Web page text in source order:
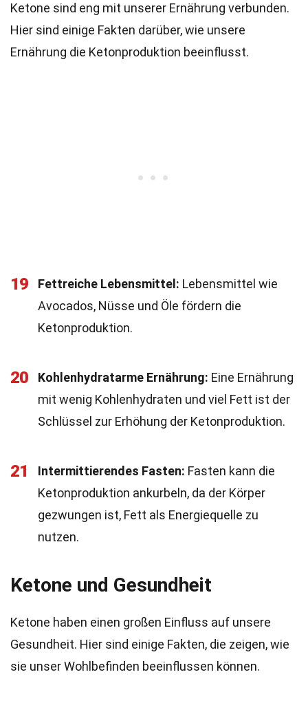
Ketone sind eng mit unserer Ernährung verbunden.
Hier sind einige Fakten darüber, wie unsere
Ernährung die Ketonproduktion beeinflusst.
19 Fettreiche Lebensmittel: Lebensmittel wie
Avocados, Nüsse und Öle fördern die
Ketonproduktion.
20 Kohlenhydratarme Ernährung: Eine Ernährung
mit wenig Kohlenhydraten und viel Fett ist der
Schlüssel zur Erhöhung der Ketonproduktion.
21 Intermittierendes Fasten: Fasten kann die
Ketonproduktion ankurbeln, da der Körper
gezwungen ist, Fett als Energiequelle zu
nutzen.
Ketone und Gesundheit
Ketone haben einen großen Einfluss auf unsere
Gesundheit. Hier sind einige Fakten, die zeigen, wie
sie unser Wohlbefinden beeinflussen können.